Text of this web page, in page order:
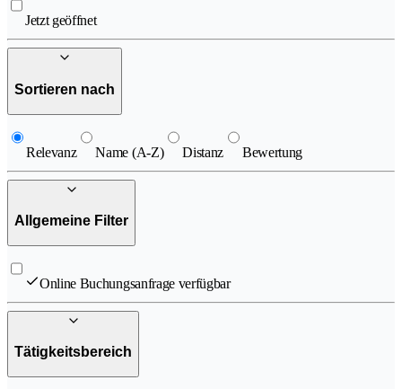
Jetzt geöffnet
Sortieren nach
Relevanz Name (A-Z) Distanz Bewertung
Allgemeine Filter
Online Buchungsanfrage verfügbar
Tätigkeitsbereich